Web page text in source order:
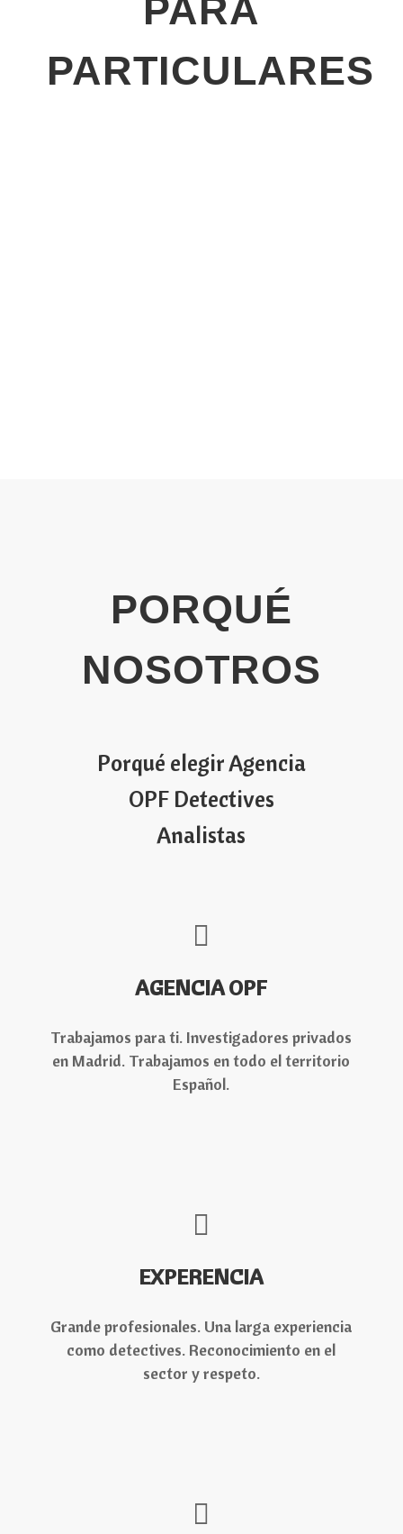
PARA
PARTICULARES
PORQUÉ
NOSOTROS
Porqué elegir Agencia
OPF Detectives
Analistas
AGENCIA OPF
Trabajamos para ti. Investigadores privados
en Madrid. Trabajamos en todo el territorio
Español.
EXPERENCIA
Grande profesionales. Una larga experiencia
como detectives. Reconocimiento en el
sector y respeto.